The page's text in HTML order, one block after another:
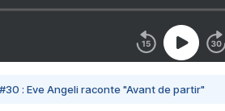
#30 : Eve Angeli raconte "Avant de partir"